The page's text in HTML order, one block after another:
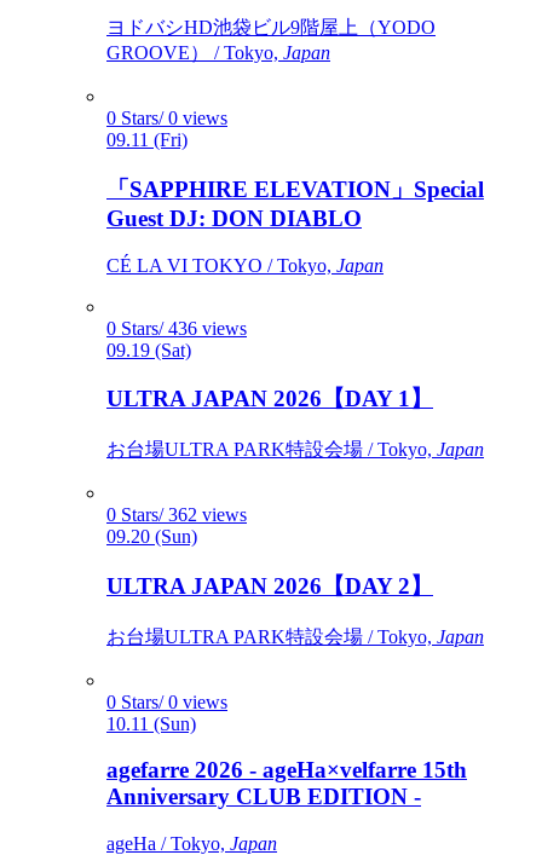
ヨドバシHD池袋ビル9階屋上（YODO
GROOVE） / Tokyo, Japan
0 Stars/ 0 views
09.11 (Fri)
「SAPPHIRE ELEVATION」Special
Guest DJ: DON DIABLO
CÉ LA VI TOKYO / Tokyo, Japan
0 Stars/ 436 views
09.19 (Sat)
ULTRA JAPAN 2026【DAY 1】
お台場ULTRA PARK特設会場 / Tokyo, Japan
0 Stars/ 362 views
09.20 (Sun)
ULTRA JAPAN 2026【DAY 2】
お台場ULTRA PARK特設会場 / Tokyo, Japan
0 Stars/ 0 views
10.11 (Sun)
agefarre 2026 - ageHa×velfarre 15th
Anniversary CLUB EDITION -
ageHa / Tokyo, Japan